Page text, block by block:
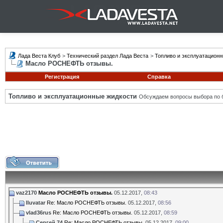
Лада Веста Клуб > Технический раздел Лада Веста > Топливо и
Масло РОСНЕФТЬ отзывы.
Регистрация
Справка
Топливо и эксплуатационные жидкости Обсуждаем вопросы выбора по
vaz2170 Масло РОСНЕФТЬ отзывы. 05.12.2017, 08:43
Iluvatar Re: Масло РОСНЕФТЬ отзывы. 05.12.2017, 08:56
vlad36rus Re: Масло РОСНЕФТЬ отзывы. 05.12.2017, 08:59